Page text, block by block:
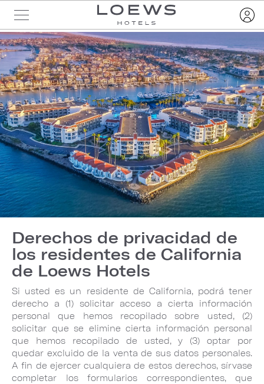
Derechos de privacidad de
los residentes de California
de Loews Hotels
Si usted es un residente de California, podrá tener
derecho a (1) solicitar acceso a cierta información
personal que hemos recopilado sobre usted, (2)
solicitar que se elimine cierta información personal
que hemos recopilado de usted, y (3) optar por
quedar excluido de la venta de sus datos personales.
A fin de ejercer cualquiera de estos derechos, sírvase
completar los formularios correspondientes, que